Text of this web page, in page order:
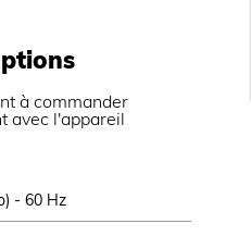
à commander
avec l'appareil
- 60 Hz